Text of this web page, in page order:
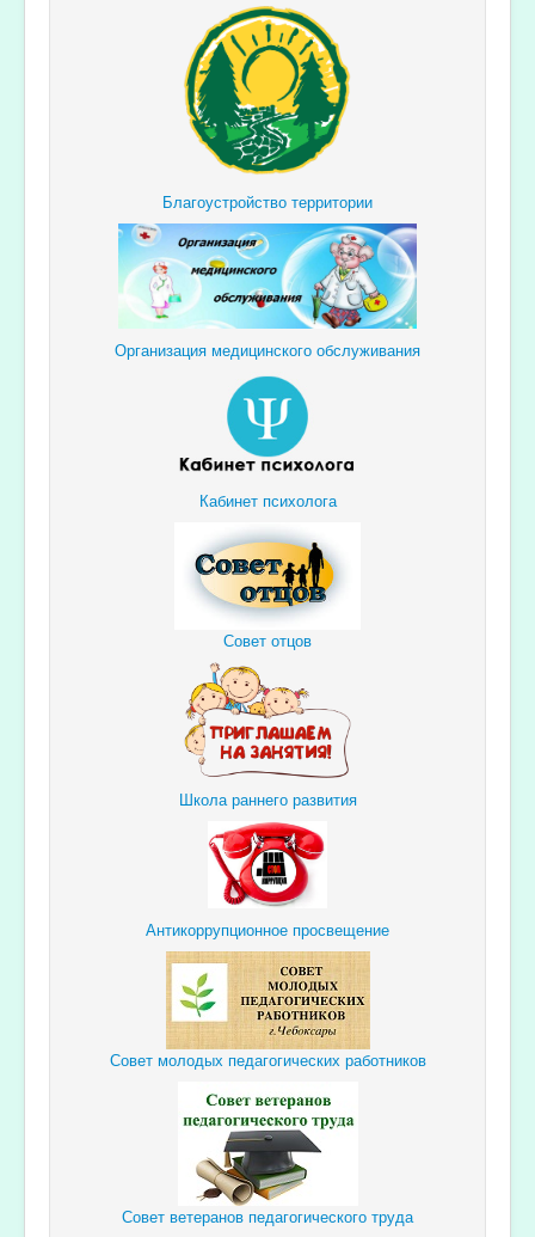
Благоустройство территории
Организация медицинского обслуживания
Кабинет психолога
Совет отцов
Школа раннего развития
Антикоррупционное просвещение
Совет молодых педагогических работников
Совет ветеранов педагогического труда